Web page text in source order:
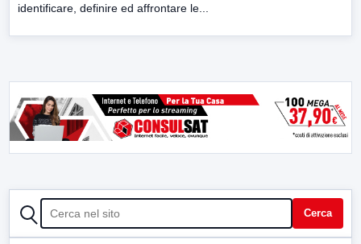
identificare, definire ed affrontare le...
CERCA Cerca